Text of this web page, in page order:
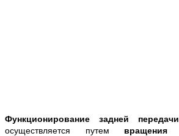
Функционирование задней
осуществляется путем вращения